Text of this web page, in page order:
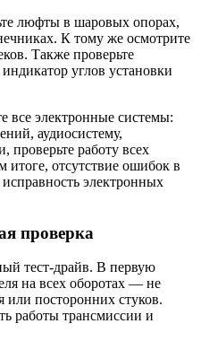
люфты в шаровых опорах,
К тому же осмотрите
Также проверьте
углов установки
все электронные системы:
аудиосистему,
проверьте работу всех
итоге, отсутствие ошибок в
электронных
проверка
тест-драйв. В первую
на всех оборотах — не
или посторонних стуков.
работы трансмиссии и